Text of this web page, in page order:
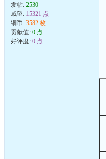
发帖: 2530
威望: 15321 点
铜币: 3582 枚
贡献值: 0 点
好评度: 0 点